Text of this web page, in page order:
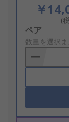
￥
(
Add
to
Basket
ペア
数量を選択